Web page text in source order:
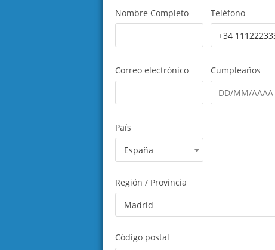
Nombre Completo Teléfono
Correo electrónico Cumpleaños
País
España
Región / Provincia
Madrid
Código postal